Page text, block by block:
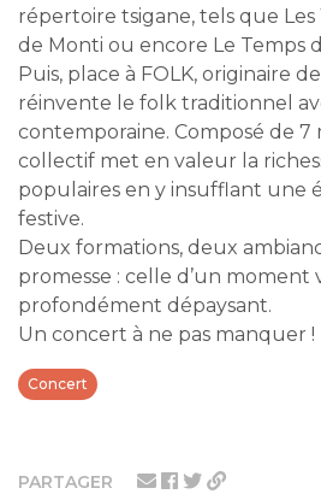
PARTAGER
répertoire tsigane, tels que Les
de Monti ou encore Le Temps
Puis, place à FOLK, originaire
réinvente le folk traditionnel
contemporaine. Composé de 7
collectif met en valeur la
populaires en y insufflant une
festive.
Deux formations, deux
promesse : celle d’un moment
profondément dépaysant.
Un concert à ne pas manquer !
Concert